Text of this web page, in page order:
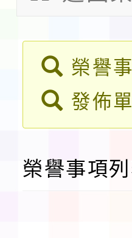
賽實施
本市「
程安排
「桃園
展演活
社團法
會」之
第2次招
115 年
榮譽
發佈
榮譽事項